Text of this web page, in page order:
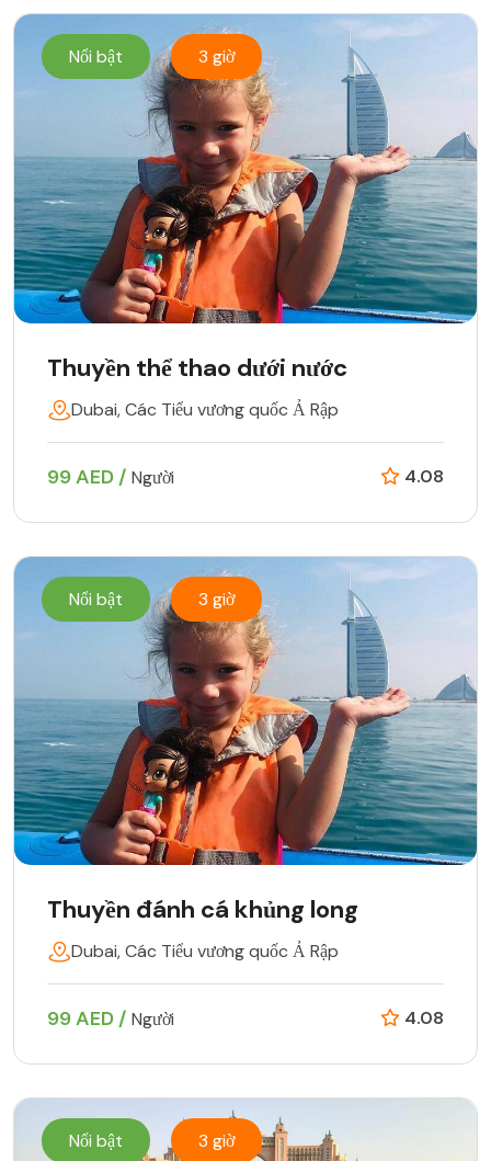
Nổi bật 3 giờ
Thuyền thể thao dưới nước
Dubai, Các Tiểu vương quốc Ả Rập
99 AED / Người 4.08
Nổi bật 3 giờ
Thuyền đánh cá khủng long
Dubai, Các Tiểu vương quốc Ả Rập
99 AED / Người 4.08
Nổi bật 3 giờ